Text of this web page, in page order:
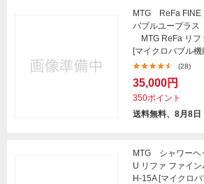
MTG ReFa
バブルユープラ
MTG ReFa リフ
[マイクロバブル機
(28)
35,000円
350ポイント
送料無料、8月8日
MTG シャワーヘ
U リファ ファイ
H-15A [マイクロ